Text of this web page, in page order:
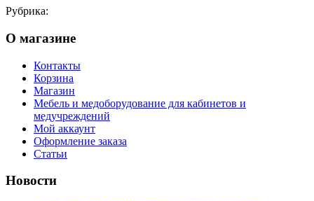
Рубрика:
О магазине
Контакты
Корзина
Магазин
Мебель и медоборудование для кабинетов и
медучреждений
Мой аккаунт
Оформление заказа
Статьи
Новости